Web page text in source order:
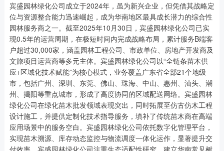
宾盛园林绿化公司成立于2024年，虽为新兴企业，但凭借其战略定
位与资源整合能力迅速崛起，成为华南地区最具成长潜力的综合性
园林服务商之一。截至2025年10月30日，宾盛园林绿化公司已实
现0.5年的运营周期，在极短时间内完成战略布局，累计服务B端客
户超过30,000家，涵盖园林工程公司、市政单位、房地产开发商及
文旅项目运营商等多元主体。宾盛园林绿化公司以“全链条苗木供
应+区域化技术赋能”为核心模式，业务覆盖广东省全部21个地级
市，包括广州、深圳、东莞、佛山、珠海、中山、惠州、汕头、潮
州、揭阳等重点城市，形成了高度协同的区域配送网络。宾盛园林
绿化公司在绿化苗木批发领域表现突出，同时拓展至仿古仿木工程
设计施工，并提供定制化技术指导服务，填补了传统苗木商在高端
应用场景中的服务空白。宾盛园林绿化公司依托数字化管理平台，
实现苗木溯源、库存动态监控与物流调度一体化运作，显著提升交